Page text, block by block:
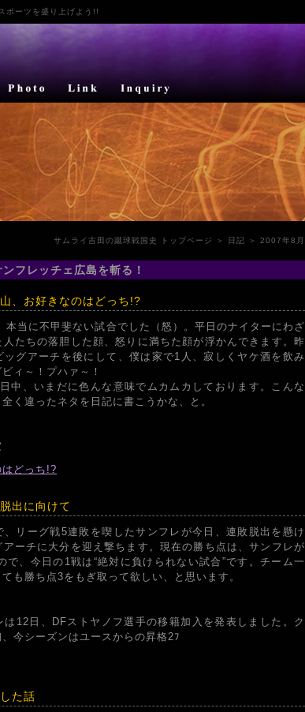
ポーツを盛り上げよう!!
サムライ吉田の蹴球戦国史 トップページ ＞ 日記 ＞ 2007年8月
フレッチェ広島を斬る！
、お好きなのはどっち!?
本当に不甲斐ない試合でした（怒）。平日のナイターにわざ
たちの落胆した顔、怒りに満ちた顔が浮かんできます。昨
ッグアーチを後にして、僕は家で1人、寂しくヤケ酒を飲み
ィ～！プハァ～！
中、いまだに色んな意味でムカムカしております。こんな
く違ったネタを日記に書こうかな、と。
どっち!?
出に向けて
、リーグ戦5連敗を喫したサンフレが今日、連敗脱出を懸け
ーチに大分を迎え撃ちます。現在の勝ち点は、サンフレが
で、今日の1戦は“絶対に負けられない試合”です。チーム一
も勝ち点3をもぎ取って欲しい、と思います。
は12日、DFストヤノフ選手の移籍加入を発表しました。ク
今シーズンはユースからの昇格2ﾌ
た話